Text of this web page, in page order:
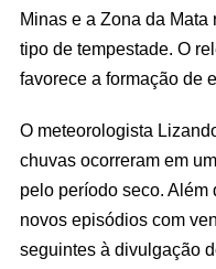
Minas e a Zona da
tipo de tempestade. O
favorece a formação de
O meteorologista
chuvas ocorreram em
pelo período seco.
novos episódios com
seguintes à divulgação